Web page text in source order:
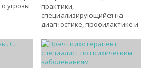
угрозы
практики,
специализирующийся на
диагностике, профилактике и